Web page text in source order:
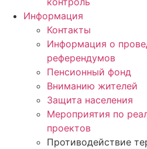
Информация
Контакты
Информация о
референдумов
Пенсионный фонд
Вниманию жителей
Защита населения
Мероприятия по
проектов
Противодействие